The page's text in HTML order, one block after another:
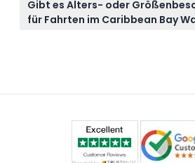
und ein Wechselkleid sind
nach dem Wasserspaß.
und Outdoor-Wasserrutschen,
extremer Röhrenrutschen in der
Gibt es Alters- oder
für Fahrten im Caribbean Bay
Sicherheitsanforderungen